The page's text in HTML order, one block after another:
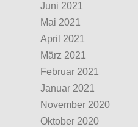
Juni 2021
Mai 2021
April 2021
März 2021
Februar 2021
Januar 2021
November 2020
Oktober 2020